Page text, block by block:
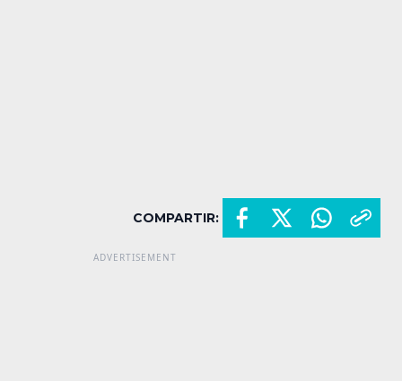
COMPARTIR: